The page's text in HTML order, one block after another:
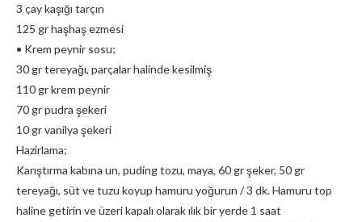
3 çay kaşığı tarçın
125 gr haşhaş ezmesi
• Krem peynir sosu;
30 gr tereyağı, parçalar halinde kesilmiş
110 gr krem peynir
70 gr pudra şekeri
10 gr vanilya şekeri
Hazirlama;
Karıştırma kabına un, puding tozu, maya, 60 gr şeker, 50 gr
tereyağı, süt ve tuzu koyup hamuru yoğurun / 3 dk. Hamuru top
haline getirin ve üzeri kapalı olarak ılık bir yerde 1 saat